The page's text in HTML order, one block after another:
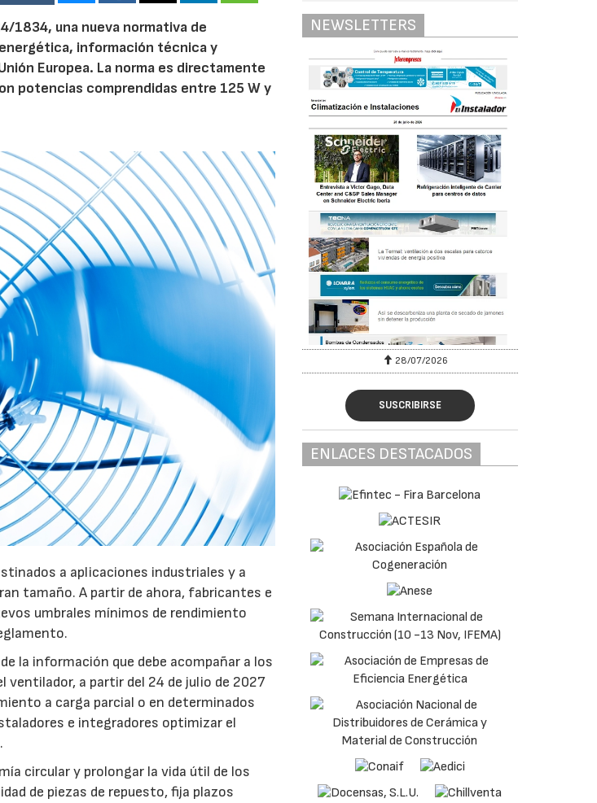
1834, una nueva normativa de
información técnica y
Europea. La norma es directamente
potencias comprendidas entre 125 W y
a aplicaciones industriales y a
tamaño. A partir de ahora, fabricantes e
umbrales mínimos de rendimiento
la información que debe acompañar a los
a partir del 24 de julio de 2027
a carga parcial o en determinados
e integradores optimizar el
circular y prolongar la vida útil de los
de piezas de repuesto, fija plazos
NEWSLETTERS
30/07/2026 28/07/2026
SUSCRIBIRSE
ENLACES DESTACADOS